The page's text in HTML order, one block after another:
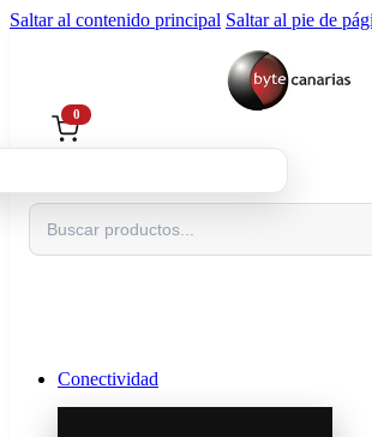
Saltar al contenido principal Saltar al pie de
Buscar
0
Conectividad